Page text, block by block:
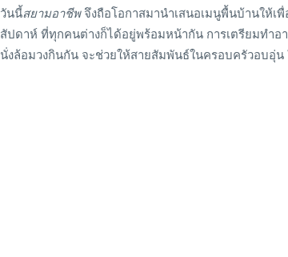
วันนี้สยามอาชีพจึงถือโอกาสมานำเสนอเมนูพื้นบ้านให้เ
สัปดาห์ ที่ทุกคนต่างก็ได้อยู่พร้อมหน้ากัน การเตรียมทำอ
นั่งล้อมวงกินกัน จะช่วยให้สายสัมพันธ์ในครอบครัวอบอุ่